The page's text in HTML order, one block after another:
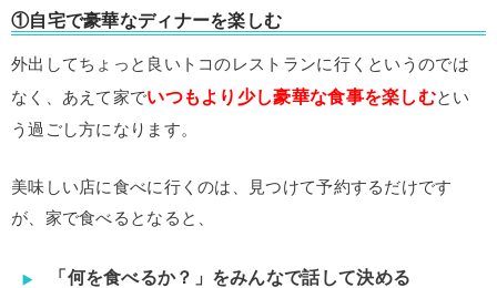
①自宅で豪華なディナーを楽しむ
外出してちょっと良いトコのレストランに行くというのでは
なく、あえて家でいつもより少し豪華な食事を楽しむとい
う過ごし方になります。
美味しい店に食べに行くのは、見つけて予約するだけです
が、家で食べるとなると、
「何を食べるか？」をみんなで話して決める